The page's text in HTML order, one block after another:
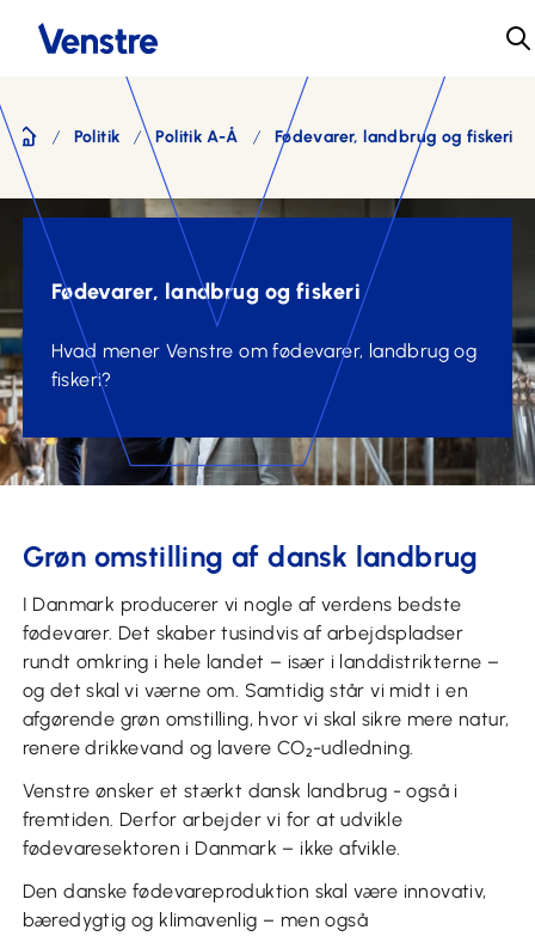
Forside
Politik Politik A-Å Fødevarer, landbrug og fiskeri
Fødevarer, landbrug og fiskeri
Hvad mener Venstre om fødevarer, landbrug og
fiskeri?
Grøn omstilling af dansk landbrug
I Danmark producerer vi nogle af verdens bedste
fødevarer. Det skaber tusindvis af arbejdspladser
rundt omkring i hele landet – især i landdistrikterne –
og det skal vi værne om. Samtidig står vi midt i en
afgørende grøn omstilling, hvor vi skal sikre mere natur,
renere drikkevand og lavere CO₂-udledning.
Venstre ønsker et stærkt dansk landbrug - også i
fremtiden. Derfor arbejder vi for at udvikle
fødevaresektoren i Danmark – ikke afvikle.
Den danske fødevareproduktion skal være innovativ,
bæredygtig og klimavenlig – men også